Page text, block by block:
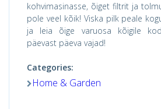
kohvimasinasse, õiget filtrit ja
pole veel kõik! Viska pilk peale
ja leia õige varuosa kõigile
päevast päeva vajad!
Categories:
Home & Garden